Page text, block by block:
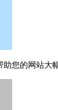
您的网站大